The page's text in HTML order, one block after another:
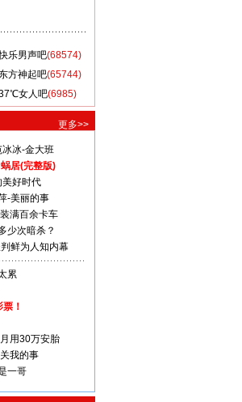
乐男声吧(68574)
方神起吧(65744)
女人吧(6985)
更多>>
冰冰-金大班
蜗居(完整版)
美好时代
-美丽的事
满百余卡车
少次暗杀？
鲜为人知内幕
累
！
用30万安胎
我的事
一哥